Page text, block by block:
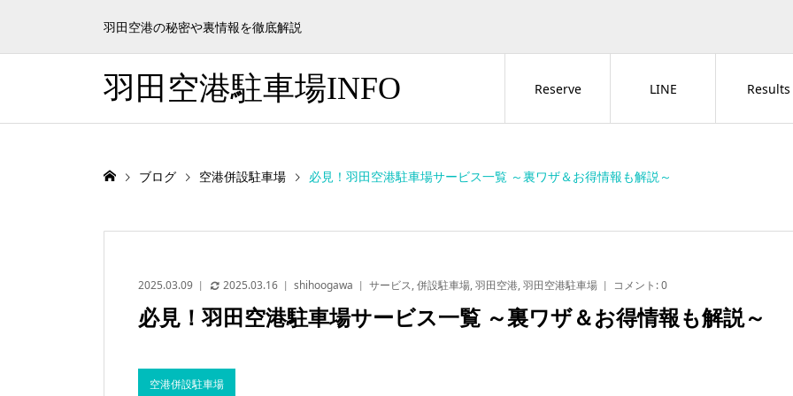
羽田空港の秘密や裏情報を徹底解説
羽田空港駐車場INFO Reserve LINE Results
ブログ 空港併設駐車場 必見！羽田空港駐車場サービス一覧 ～裏ワザ＆お得情報も解説～
2025.03.09 2025.03.16 shihoogawa サービス,併設駐車場,羽田空港,羽田空港駐車場 コメント:0
必見！羽田空港駐車場サービス一覧 ～裏ワザ＆お得情報も解説～
空港併設駐車場